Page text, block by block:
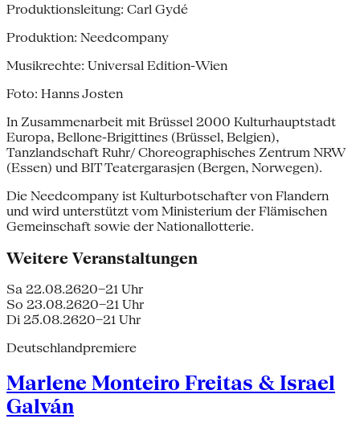
Produktionsleitung: Carl Gydé
Produktion: Needcompany
Musikrechte: Universal Edition-Wien
Foto: Hanns Josten
In Zusammenarbeit mit Brüssel 2000 Kulturhauptstadt
Europa, Bellone-Brigittines (Brüssel, Belgien),
Tanzlandschaft Ruhr/ Choreographisches Zentrum NRW
(Essen) und BIT Teatergarasjen (Bergen, Norwegen).
Die Needcompany ist Kulturbotschafter von Flandern
und wird unterstützt vom Ministerium der Flämischen
Gemeinschaft sowie der Nationallotterie.
Weitere Veranstaltungen
Sa 22.08.2620–21 Uhr
So 23.08.2620–21 Uhr
Di 25.08.2620–21 Uhr
Deutschlandpremiere
Marlene Monteiro Freitas & Israel
Galván